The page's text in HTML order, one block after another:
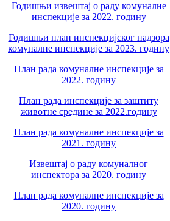
Годишњи извештај о раду комуналне
инспекције за 2022. годину
Годишњи план инспекцијског надзора
комуналне инспекције за 2023. годину
План рада комуналне инспекције за
2022. годину
План рада инспекције за заштиту
животне средине за 2022.годину
План рада комуналне инспекције за
2021. годину
Извештај о раду комуналног
инспектора за 2020. годину
План рада комуналне инспекције за
2020. годину